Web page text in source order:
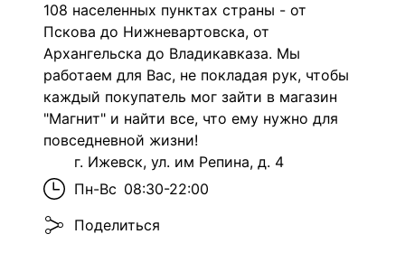
108 населенных пунктах страны - от
Пскова до Нижневартовска, от
Архангельска до Владикавказа. Мы
работаем для Вас, не покладая рук, чтобы
каждый покупатель мог зайти в магазин
"Магнит" и найти все, что ему нужно для
повседневной жизни!
г. Ижевск, ул. им Репина, д. 4
Пн-Вс 08:30-22:00
Поделиться